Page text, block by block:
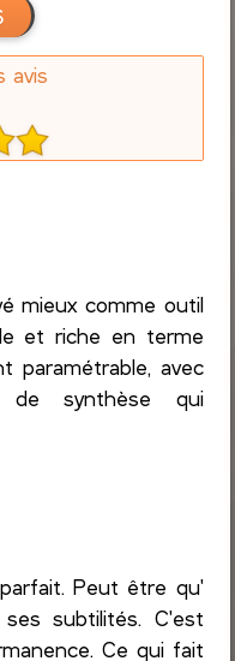
avis
mieux comme outil
et riche en terme
paramétrable, avec
synthèse qui
Peut être qu'
subtilités. C'est
Ce qui fait